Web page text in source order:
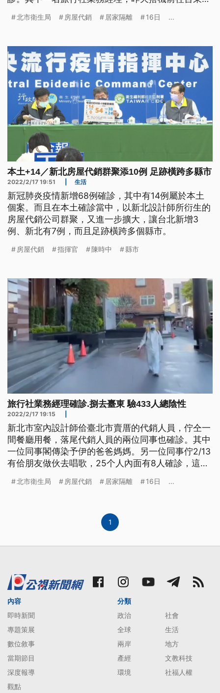
部都是陰性。
北市衛生局 房屋代銷 居家隔離 16日 ...
本土+14／新北房屋代銷群聚添10例 足跡橫跨多縣市
2022/2/17 19:51 生活
新冠肺炎疫情新增68例確診，其中有14例屬於本土
個案。而且在本土確診當中，以新北設計師所衍生的
房屋代銷公司群聚，又進一步擴大，讓台北新增3
例、新北有7例，而且足跡橫跨多個縣市。
房屋代銷 指揮官 陳時中 縣市
旅行社業務經理確診.捌去臺東 驗433人總陰性
2022/2/17 19:15
新北市室內設計師佮臺北市賣厝的代銷人員，佇仝一
間餐廳用餐，落尾代銷人員的兩位同事也確診。其中
一位同事閣傳染予伊的爸爸媽媽。另一位同事佇2/13
有佮朋友做伙去唱歌，25个人內面有8人確診，這八
務經理，昨昏閣坐飛行機去臺東佮旅行團會合。今仔
北市衛生局 房屋代銷 居家隔離 16日 ...
1
內容
即時新聞
專題策展
數位敘事
當期節目
深度報導
觀點
分類
政治
社會
全球
生活
兩岸
地方
產經
文教科技
環境
社福人權